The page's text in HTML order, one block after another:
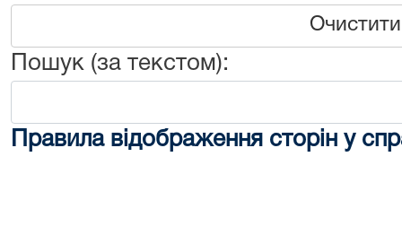
Очистити
Пошук (за текстом):
Правила відображення сторін у